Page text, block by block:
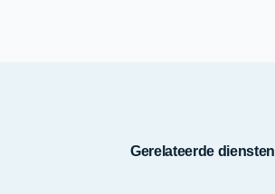
Gerelateerde diensten